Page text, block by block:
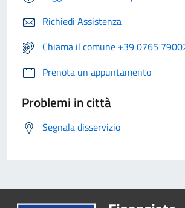
Richiedi Assistenza
Chiama il comune +39 0765
Prenota un appuntamento
Problemi in città
Segnala disservizio